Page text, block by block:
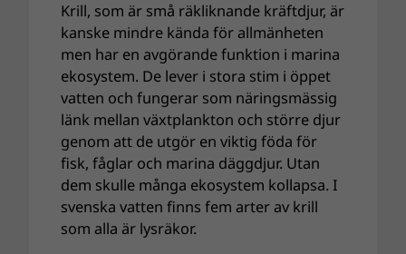
Krill, som är små räkliknande kräftdjur, är
kanske mindre kända för allmänheten
men har en avgörande funktion i marina
ekosystem. De lever i stora stim i öppet
vatten och fungerar som näringsmässig
länk mellan växtplankton och större djur
genom att de utgör en viktig föda för
fisk, fåglar och marina däggdjur. Utan
dem skulle många ekosystem kollapsa. I
svenska vatten finns fem arter av krill
som alla är lysräkor.